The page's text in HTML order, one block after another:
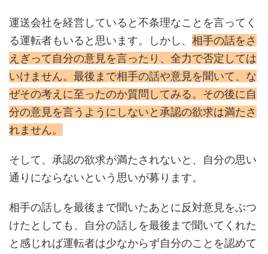
運送会社を経営していると不条理なことを言ってく
る運転者もいると思います。しかし、 相手の話をさ
えぎって自分の意見を言ったり、全力で否定しては
いけません。最後まで相手の話や意見を聞いて、な
ぜその考えに至ったのか質問してみる。その後に自
分の意見を言うようにしないと承認の欲求は満たさ
れません。
そして、承認の欲求が満たされないと、自分の思い
通りにならないという思いが募ります。
相手の話しを最後まで聞いたあとに反対意見をぶつ
けたとしても、自分の話しを最後まで聞いてくれた
と感じれば運転者は少なからず自分のことを認めて